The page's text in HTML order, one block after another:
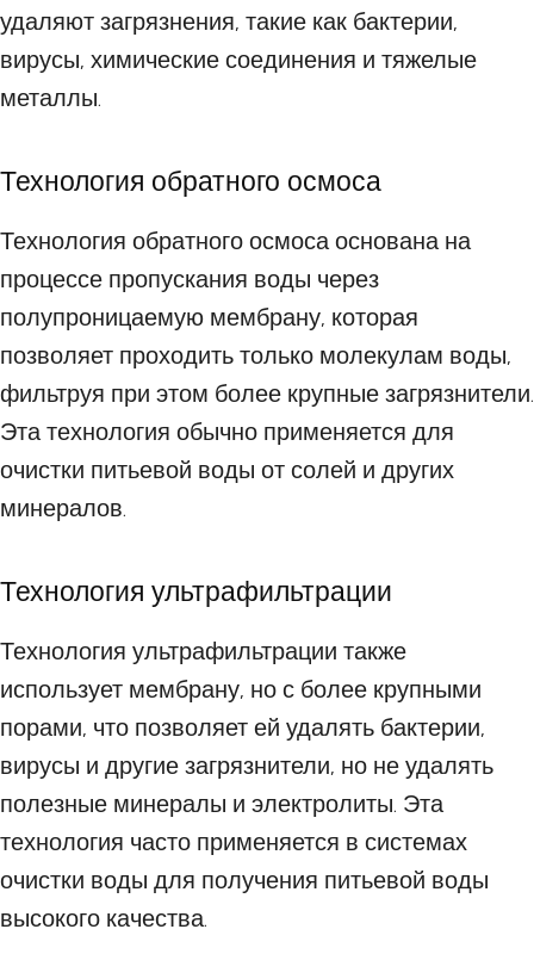
удаляют загрязнения, такие как бактерии,
вирусы, химические соединения и тяжелые
металлы.
Технология обратного осмоса
Технология обратного осмоса основана на
процессе пропускания воды через
полупроницаемую мембрану, которая
позволяет проходить только молекулам воды,
фильтруя при этом более крупные загрязнители.
Эта технология обычно применяется для
очистки питьевой воды от солей и других
минералов.
Технология ультрафильтрации
Технология ультрафильтрации также
использует мембрану, но с более крупными
порами, что позволяет ей удалять бактерии,
вирусы и другие загрязнители, но не удалять
полезные минералы и электролиты. Эта
технология часто применяется в системах
очистки воды для получения питьевой воды
высокого качества.